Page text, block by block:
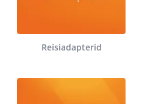
Reisiadapterid